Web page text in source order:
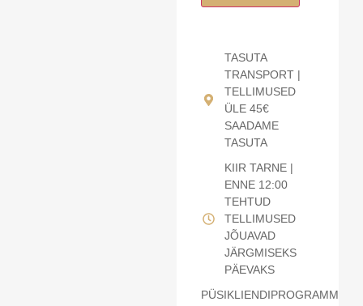
TASUTA
TRANSPORT |
TELLIMUSED
ÜLE 45€
SAADAME
TASUTA
KIIR TARNE |
ENNE 12:00
TEHTUD
TELLIMUSED
JÕUAVAD
JÄRGMISEKS
PÄEVAKS
PÜSIKLIENDIPROGRAMM